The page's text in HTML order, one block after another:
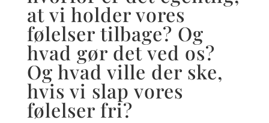
at vi holder vores
følelser tilbage? Og
hvad gør det ved os?
Og hvad ville der ske,
hvis vi slap vores
følelser fri?